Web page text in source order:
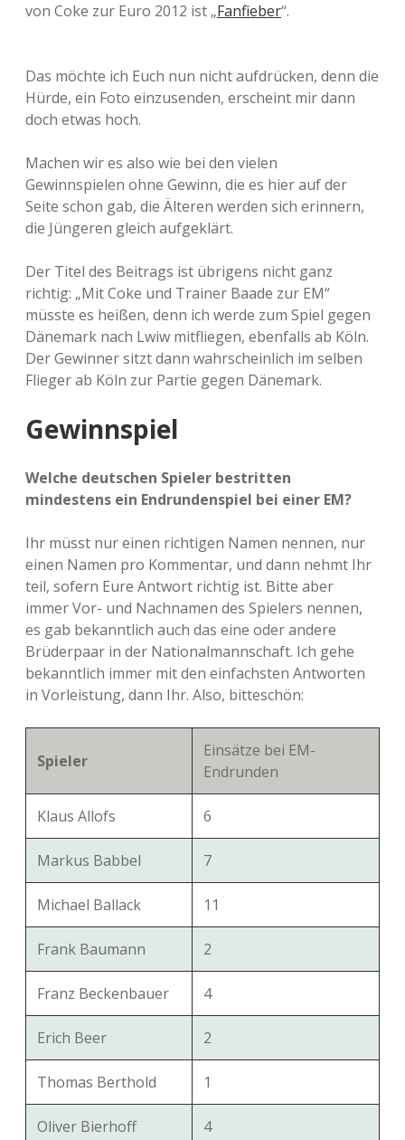
von Coke zur Euro 2012 ist „Fanfieber“.
Das möchte ich Euch nun nicht aufdrücken, denn die
Hürde, ein Foto einzusenden, erscheint mir dann
doch etwas hoch.
Machen wir es also wie bei den vielen
Gewinnspielen ohne Gewinn, die es hier auf der
Seite schon gab, die Älteren werden sich erinnern,
die Jüngeren gleich aufgeklärt.
Der Titel des Beitrags ist übrigens nicht ganz
richtig: „Mit Coke und Trainer Baade zur EM“
müsste es heißen, denn ich werde zum Spiel gegen
Dänemark nach Lwiw mitfliegen, ebenfalls ab Köln.
Der Gewinner sitzt dann wahrscheinlich im selben
Flieger ab Köln zur Partie gegen Dänemark.
Gewinnspiel
Welche deutschen Spieler bestritten
mindestens ein Endrundenspiel bei einer EM?
Ihr müsst nur einen richtigen Namen nennen, nur
einen Namen pro Kommentar, und dann nehmt Ihr
teil, sofern Eure Antwort richtig ist. Bitte aber
immer Vor- und Nachnamen des Spielers nennen,
es gab bekanntlich auch das eine oder andere
Brüderpaar in der Nationalmannschaft. Ich gehe
bekanntlich immer mit den einfachsten Antworten
in Vorleistung, dann Ihr. Also, bitteschön:
Spieler
Einsätze bei EM-
Endrunden
Klaus Allofs 6
Markus Babbel 7
Michael Ballack 11
Frank Baumann 2
Franz Beckenbauer 4
Erich Beer 2
Thomas Berthold 1
Oliver Bierhoff 4